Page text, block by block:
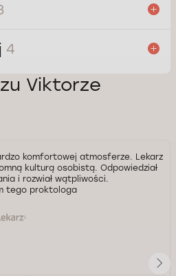
4
Viktorze
komfortowej atmosferze. Lekarz
kulturą osobistą. Odpowiedział
i rozwiał wątpliwości.
tego proktologa